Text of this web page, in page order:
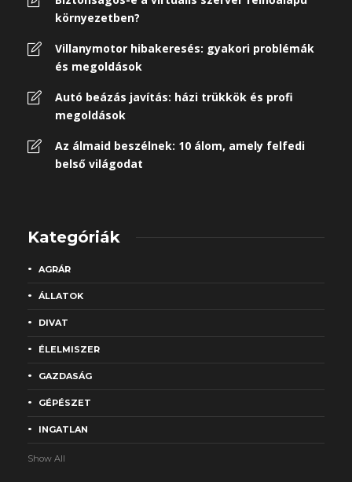
környezetben?
Villanymotor hibakeresés: gyakori problémák
és megoldások
Autó beázás javítás: házi trükkök és profi
megoldások
Az álmaid beszélnek: 10 álom, amely felfedi
belső világodat
Kategóriák
AGRÁR
ÁLLATOK
DIVAT
ÉLELMISZER
GAZDASÁG
GÉPÉSZET
INGATLAN
Show All